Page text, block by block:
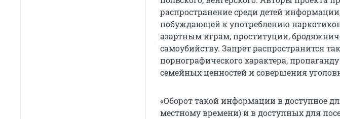
распространение среди детей
побуждающей к употреблению
азартным играм, проституции,
самоубийству. Запрет распространится
порнографического характера,
семейных ценностей и совершения
«Оборот такой информации в доступное
местному времени) и в доступных для